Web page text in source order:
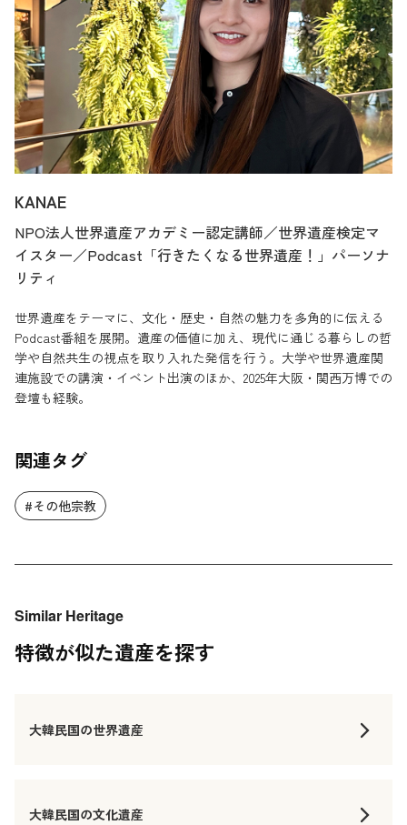
KANAE
NPO法人世界遺産アカデミー認定講師／世界遺産検定マ
イスター／Podcast「行きたくなる世界遺産！」パーソナ
リティ
世界遺産をテーマに、文化・歴史・自然の魅力を多角的に伝える
Podcast番組を展開。遺産の価値に加え、現代に通じる暮らしの哲
学や自然共生の視点を取り入れた発信を行う。大学や世界遺産関
連施設での講演・イベント出演のほか、2025年大阪・関西万博での
登壇も経験。
関連タグ
#その他宗教
Similar Heritage
特徴が似た遺産を探す
大韓民国の世界遺産
大韓民国の文化遺産